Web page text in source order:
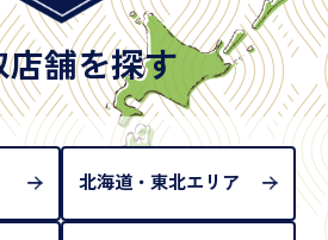
以降に申請された新型パスポートに
欄（住所記載欄）」が存在しないた
物営業法上の本人確認書類として認
所確認ができないため）。補助書類
す
店舗を探す
北海道・東北エリア